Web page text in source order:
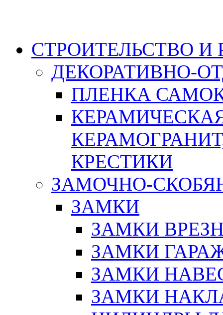
СТРОИТЕЛЬСТВО И
ДЕКОРАТИВНО-
ПЛЕНКА
КРЕСТИКИ
ЗАМОЧНО-
ЗАМКИ
ЗАМКИ
ЗАМКИ
ЗАМКИ
ЗАМКИ